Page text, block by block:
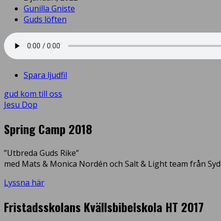
Gunilla Gniste
Guds löften
Spara ljudfil
gud kom till oss
Jesu Dop
Spring Camp 2018
”Utbreda Guds Rike”
med Mats & Monica Nordén och Salt & Light team från
Lyssna här
Fristadsskolans Kvällsbibelskola HT 2017